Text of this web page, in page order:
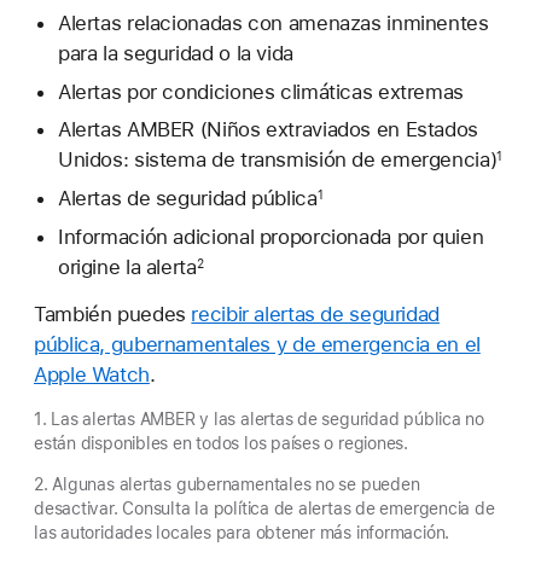
Alertas relacionadas con amenazas inminentes
para la seguridad o la vida
Alertas por condiciones climáticas extremas
Alertas AMBER (Niños extraviados en Estados
Unidos: sistema de transmisión de emergencia)1
Alertas de seguridad pública1
Información adicional proporcionada por quien
origine la alerta2
También puedes recibir alertas de seguridad
pública, gubernamentales y de emergencia en el
Apple Watch.
1. Las alertas AMBER y las alertas de seguridad pública no
están disponibles en todos los países o regiones.
2. Algunas alertas gubernamentales no se pueden
desactivar. Consulta la política de alertas de emergencia de
las autoridades locales para obtener más información.